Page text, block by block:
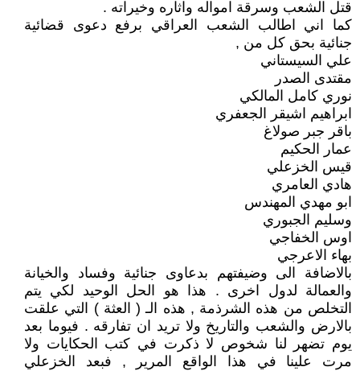
قتل الشعب وسرقة امواله واثاره وخيراته .
كما اني اطالب الشعب العراقي برفع دعوى قضائية
جنائية بحق كل من ,
علي السيستاني
مقتدى الصدر
نوري كامل المالكي
ابراهيم اشيقر الجعفري
باقر جبر صولاغ
عمار الحكيم
قيس الخزعلي
هادي العامري
ابو مهدي المهندس
وسليم الجبوري
اوس الخفاجي
بهاء الاعرجي
بالاضافة الى وضيفتهم بدعاوى جنائية وفساد والخيانة
والعمالة لدول اخرى . هذا هو الحل الوحيد لكي يتم
التخلص من هذه الشرذمة , هذه الـ ( العثة ) التي علقت
بالارض والشعب والتاريخ ولا تريد ان تفارقه . فيوما بعد
يوم تضهر لنا شخوص لا ذكرت في كتب الحكايات ولا
مرت علينا في هذا الواقع المرير , فبعد الخزعلي